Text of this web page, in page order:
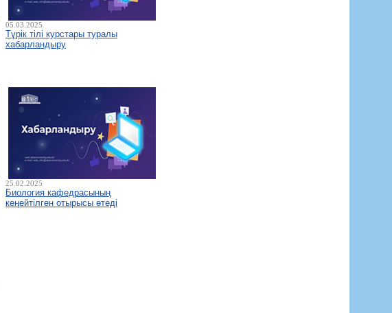
05.03.2025
Түрік тілі курстары туралы
хабарландыру
25.02.2025
Биология кафедрасының
кеңейтілген отырысы өтеді